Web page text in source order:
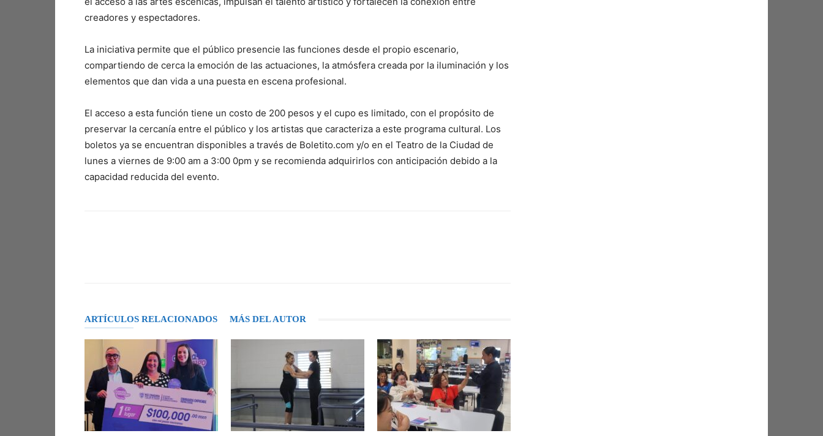
creadores y espectadores.
La iniciativa permite que el público presencie las funciones desde el propio escenario,
compartiendo de cerca la emoción de las actuaciones, la atmósfera creada por la iluminación y los
elementos que dan vida a una puesta en escena profesional.
El acceso a esta función tiene un costo de 200 pesos y el cupo es limitado, con el propósito de
preservar la cercanía entre el público y los artistas que caracteriza a este programa cultural. Los
boletos ya se encuentran disponibles a través de Boletito.com y/o en el Teatro de la Ciudad de
lunes a viernes de 9:00 am a 3:00 0pm y se recomienda adquirirlos con anticipación debido a la
capacidad reducida del evento.
ARTÍCULOS RELACIONADOS MÁS DEL AUTOR